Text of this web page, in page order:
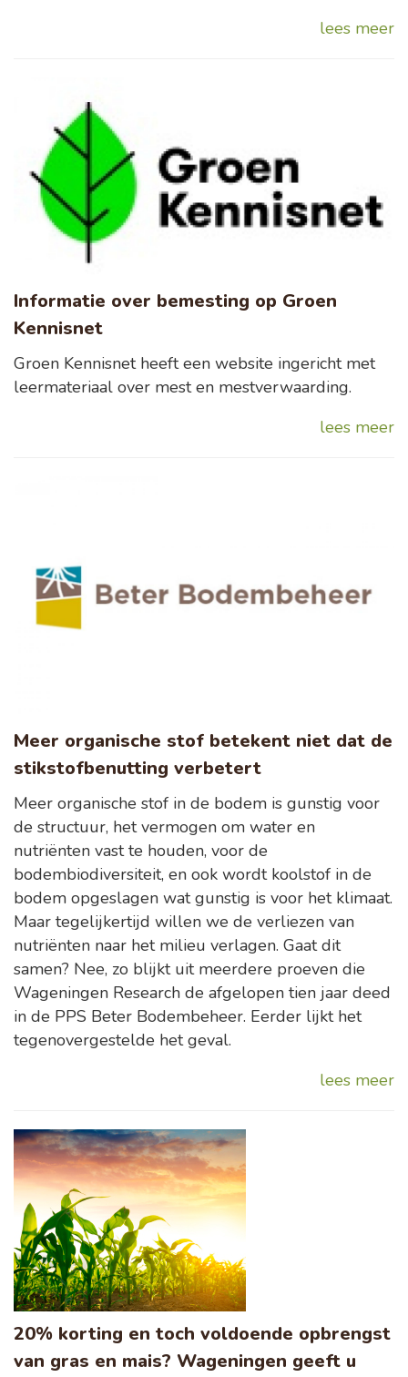
lees meer
Informatie over bemesting op Groen
Kennisnet
Groen Kennisnet heeft een website ingericht met
leermateriaal over mest en mestverwaarding.
lees meer
Meer organische stof betekent niet dat de
stikstofbenutting verbetert
Meer organische stof in de bodem is gunstig voor
de structuur, het vermogen om water en
nutriënten vast te houden, voor de
bodembiodiversiteit, en ook wordt koolstof in de
bodem opgeslagen wat gunstig is voor het klimaat.
Maar tegelijkertijd willen we de verliezen van
nutriënten naar het milieu verlagen. Gaat dit
samen? Nee, zo blijkt uit meerdere proeven die
Wageningen Research de afgelopen tien jaar deed
in de PPS Beter Bodembeheer. Eerder lijkt het
tegenovergestelde het geval.
lees meer
20% korting en toch voldoende opbrengst
van gras en mais? Wageningen geeft u